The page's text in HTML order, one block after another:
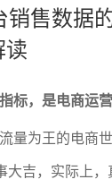
销售数据
标，是电商运
量为王的电商
大吉，实际上